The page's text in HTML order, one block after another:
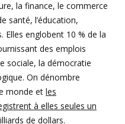
la finance, le commerce
santé, l’éducation,
Elles englobent 10 % de la
des emplois
sociale, la démocratie
On dénombre
monde et les
à elles seules un
de dollars.